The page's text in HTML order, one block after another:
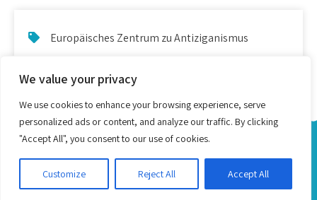
We value your privacy
We use cookies to enhance your browsing experience, serve
personalized ads or content, and analyze our traffic. By clicking
"Accept All", you consent to our use of cookies.
Customize Reject All Accept All
Europäisches Zentrum zu Antiziganismus
Alphabetisacija ande Romani ship Romanes - Proudly
Powered by WordPress
Theme by Grace Themes